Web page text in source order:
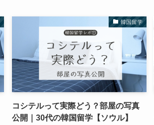
韓国留学
コシテルって実際どう？部屋の写真
公開｜30代の韓国留学【ソウル】